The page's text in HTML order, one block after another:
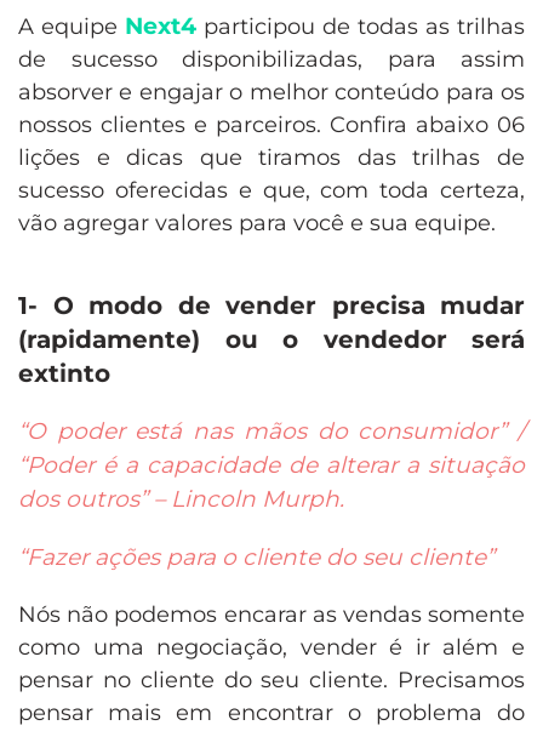
A equipe Next4 participou de todas as trilhas
de sucesso disponibilizadas, para assim
absorver e engajar o melhor conteúdo para os
nossos clientes e parceiros. Confira abaixo 06
lições e dicas que tiramos das trilhas de
sucesso oferecidas e que, com toda certeza,
vão agregar valores para você e sua equipe.
1- O modo de vender precisa mudar
(rapidamente) ou o vendedor será
extinto
“O poder está nas mãos do consumidor” /
“Poder é a capacidade de alterar a situação
dos outros” – Lincoln Murph.
“Fazer ações para o cliente do seu cliente”
Nós não podemos encarar as vendas somente
como uma negociação, vender é ir além e
pensar no cliente do seu cliente. Precisamos
pensar mais em encontrar o problema do